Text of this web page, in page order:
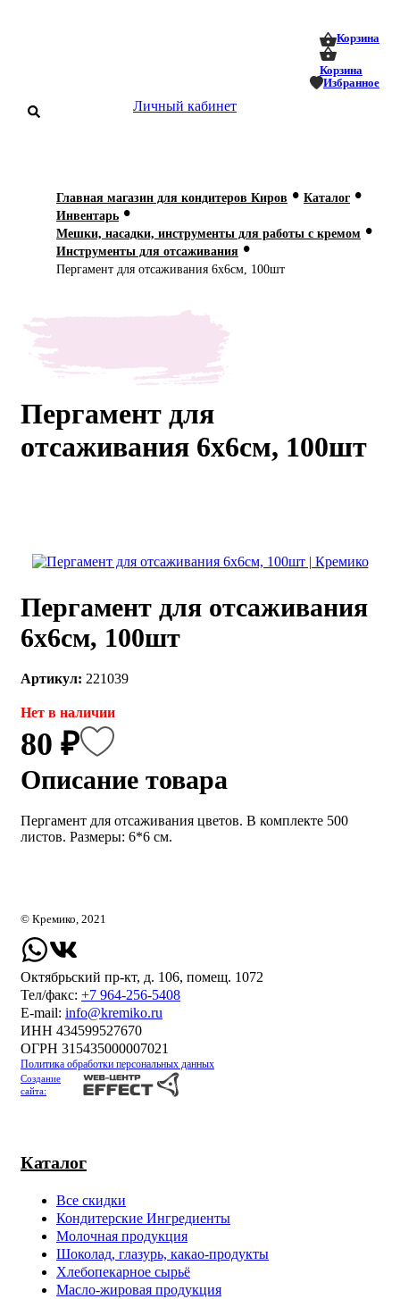
Корзина
Корзина
Избранное
Личный кабинет
Мастер-
классы
106
256-54-
Главная магазин для кондитеров Киров • Каталог •
Инвентарь •
Мешки, насадки, инструменты для работы с кремом •
Инструменты для отсаживания •
Пергамент для отсаживания 6х6см, 100шт
Пергамент для
отсаживания 6х6см, 100шт
Пергамент для отсаживания
6х6см, 100шт
Артикул: 221039
Нет в наличии
80 ₽
Описание товара
Пергамент для отсаживания цветов. В комплекте 500
листов. Размеры: 6*6 см.
Каталог
Все скидки
Кондитерские Ингредиенты
Молочная продукция
Шоколад, глазурь, какао-продукты
Хлебопекарное сырьё
Масло-жировая продукция
© Кремико, 2021
Октябрьский пр-кт, д. 106, помещ. 1072
Тел/факс: +7 964-256-5408
Е-mail: info@kremiko.ru
ИНН 434599527670
ОГРН 315435000007021
Политика обработки персональных данных
Создание
сайта: